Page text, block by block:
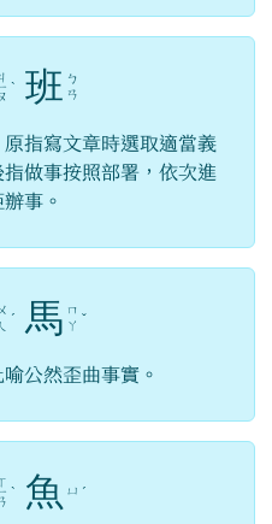
ㄐ
ˋ 班 ㄅ
ㄢ
指寫文章時選取適當義
做事按照部署，依次進
事。
ㄨ
ˊ 馬 ㄇ
ㄚ ˇ
公然歪曲事實。
ˋ 魚 ㄩ ˊ